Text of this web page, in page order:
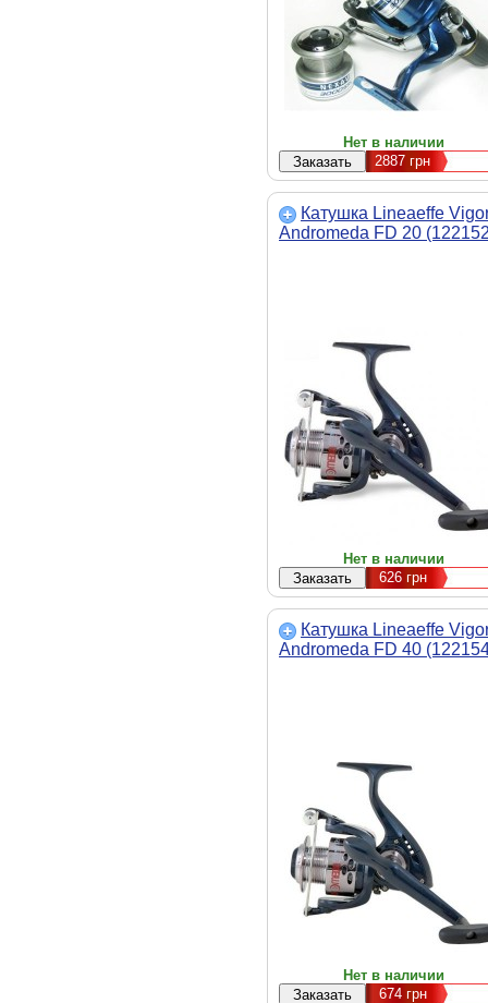
Нет в наличии
2887 грн
Катушка Lineaeffe
Andromeda FD 20
Нет в наличии
626грн
Катушка Lineaeffe
Andromeda FD 40
Нет в наличии
674грн